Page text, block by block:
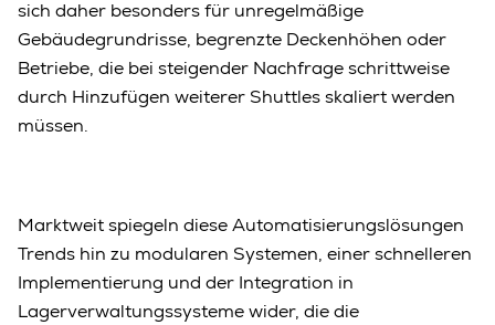
sich daher besonders für unregelmäßige
Gebäudegrundrisse, begrenzte Deckenhöhen oder
Betriebe, die bei steigender Nachfrage schrittweise
durch Hinzufügen weiterer Shuttles skaliert werden
müssen.
Marktweit spiegeln diese Automatisierungslösungen
Trends hin zu modularen Systemen, einer schnelleren
Implementierung und der Integration in
Lagerverwaltungssysteme wider, die die